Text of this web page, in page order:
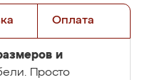
Оплата
и
Просто